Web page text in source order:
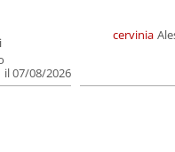
il 07/08/2026
cervinia